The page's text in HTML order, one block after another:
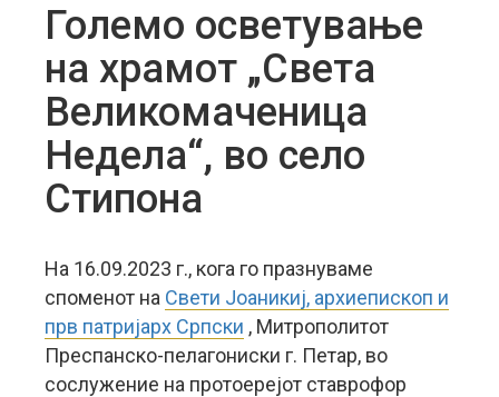
Големо осветување
на храмот „Света
Великомаченица
Недела“, во село
Стипона
На 16.09.2023 г., кога го празнуваме
споменот на Свети Јоаникиј, архиепископ и
прв патријарх Српски , Митрополитот
Преспанско-пелагониски г. Петар, во
сослужение на протоерејот ставрофор